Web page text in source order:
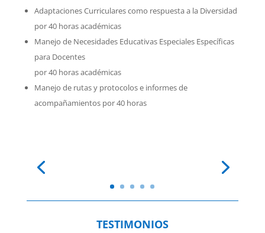
Adaptaciones Curriculares como respuesta a la Diversidad
por 40 horas académicas
Manejo de Necesidades Educativas Especiales Específicas
para Docentes
por 40 horas académicas
Manejo de rutas y protocolos e informes de
acompañamientos por 40 horas
TESTIMONIOS